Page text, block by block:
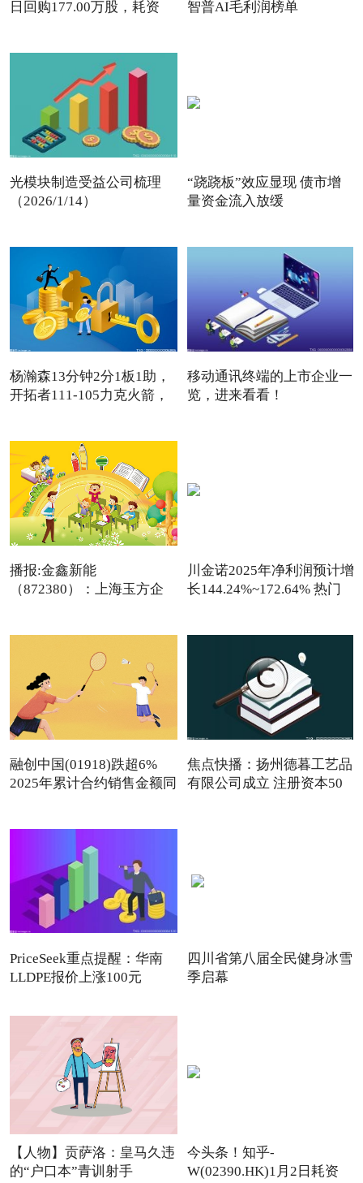
日回购177.00万股，耗资
智普AI毛利润榜单
光模块制造受益公司梳理
（2026/1/14）
“跷跷板”效应显现 债市增
量资金流入放缓
杨瀚森13分钟2分1板1助，
开拓者111-105力克火箭，
移动通讯终端的上市企业一
览，进来看看！
播报:金鑫新能
（872380）：上海玉方企
川金诺2025年净利润预计增
长144.24%~172.64% 热门
融创中国(01918)跌超6%
2025年累计合约销售金额同
焦点快播：扬州德暮工艺品
有限公司成立 注册资本50
PriceSeek重点提醒：华南
LLDPE报价上涨100元
四川省第八届全民健身冰雪
季启幕
【人物】贡萨洛：皇马久违
的“户口本”青训射手
今头条！知乎-
W(02390.HK)1月2日耗资